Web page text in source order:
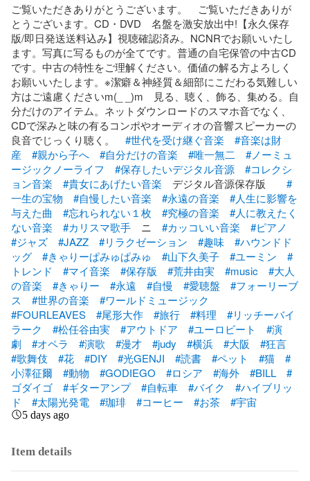
ご覧いただきありがとうございます。　ご覧いただきありが
とうございます。CD・DVD　名盤を激安放出中!【永久保存
版/即日発送送料込み】視聴確認済み。NCNRでお願いいたし
ます。写真に写るものが全てです。普通の自宅保管の中古CD
です。中古の特性をご理解ください。価値の解る方よろしく
お願いいたします。※潔癖＆神経質＆細部にこだわる気難しい
方はご遠慮くださいm(_ _)m　見る、聴く、飾る、集める。自
分だけのアイテム。ネットダウンロードのスマホ音でなく、
CDで深みと味の有るコンポやオーディオの音響スピーカーの
良音でじっくり聴く。 #世代を受け継ぐ音楽
#音楽は財
産
#親から子へ #自分だけの音楽 #唯一無二
#ノーミュ
ージックノーライフ
#保存したいデジタル音源
#コレクシ
ョン音楽
#貴女にあげたい音楽 デジタル音源保存版 #
一生の宝物
#自慢したい音楽 #永遠の音楽
#人生に影響を
与えた曲
#忘れられない１枚 #究極の音楽
#人に教えたく
ない音楽
#カリスマ歌手 ニ #カッコいい音楽
#ピアノ
#ジャズ
#JAZZ #リラクゼーション #趣味
#ハウンドド
ッグ
#きゃりーぱみゅぱみゅ #山下久美子 #ユーミン
#
トレンド
#マイ音楽 #保存版 #荒井由実 #music
#大人
の音楽
#きゃりー #永遠 #自慢 #愛聴盤
#フォーリーブ
ス
#世界の音楽
#ワールドミュージック
#FOURLEAVES
#尾形大作 #旅行 #料理
#リッチーバイ
ラーク
#松任谷由実 #アウトドア #ユーロビート
#演
劇
#オペラ #演歌 #漫才 #judy #横浜 #大阪
#狂言
#歌舞伎
#花 #DIY #光GENJI #読書 #ペット #猫
#
小澤征爾
#動物 #GODIEGO #ロシア #海外 #BILL
#
ゴダイゴ
#ギターアンプ #自転車 #バイク
#ハイブリッ
ド
#太陽光発電 #珈琲 #コーヒー #お茶 #宇宙
5 days ago
Item details